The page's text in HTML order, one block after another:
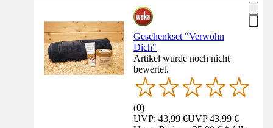
Geschenkset "Verwöhn
Dich"
Artikel wurde noch nicht
bewertet.
(0)
UVP: 43,99 €UVP43,99 €